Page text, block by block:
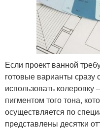
Если проект ванной
готовые варианты сразу
использовать колеровку
пигментом того тона,
осуществляется по
представлены десятки